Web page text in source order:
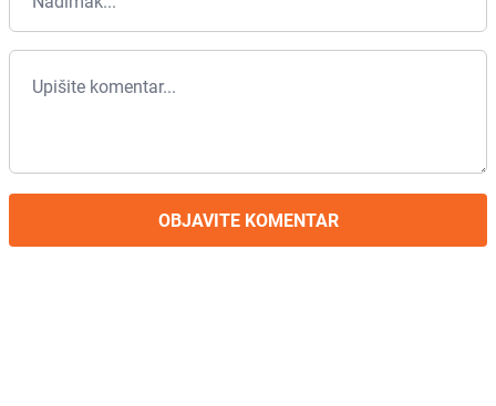
OBJAVITE KOMENTAR